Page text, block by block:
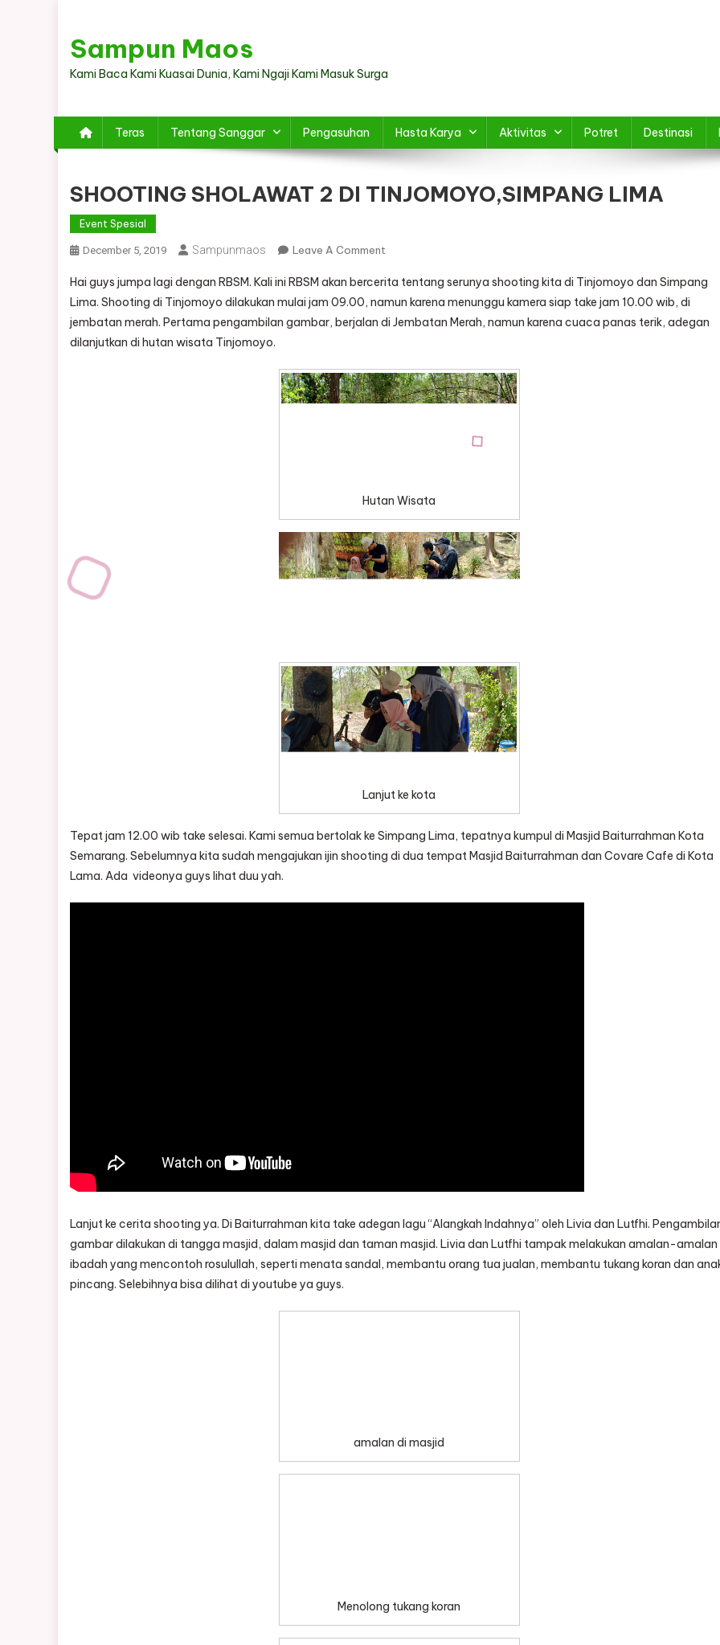
content
Sampun Maos
Kami Baca Kami Kuasai Dunia, Kami Ngaji Kami Masuk Surga
Teras Tentang Sanggar Pengasuhan Hasta Karya Aktivitas Potret Destinasi
SHOOTING SHOLAWAT 2 DI TINJOMOYO,SIMPANG LIMA
Event Spesial
December 5, 2019 Sampunmaos Leave A Comment
SHOLAWAT
2
DI
Hai guys jumpa lagi dengan RBSM. Kali ini RBSM akan bercerita tentang serunya shooting kita di Tinjomoyo dan Simpang
Lima. Shooting di Tinjomoyo dilakukan mulai jam 09.00, namun karena menunggu kamera siap take jam 10.00 wib, di
jembatan merah. Pertama pengambilan gambar, berjalan di Jembatan Merah, namun karena cuaca panas terik, adegan
dilanjutkan di hutan wisata Tinjomoyo.
Hutan Wisata
Lanjut ke kota
Tepat jam 12.00 wib take selesai. Kami semua bertolak ke Simpang Lima, tepatnya kumpul di Masjid Baiturrahman Kota
Semarang. Sebelumnya kita sudah mengajukan ijin shooting di dua tempat Masjid Baiturrahman dan Covare Cafe di Kota
Lama. Ada videonya guys lihat duu yah.
Lanjut ke cerita shooting ya. Di Baiturrahman kita take adegan lagu “Alangkah Indahnya” oleh Livia dan Lutfhi.
gambar dilakukan di tangga masjid, dalam masjid dan taman masjid. Livia dan Lutfhi tampak melakukan amalan-amalan
ibadah yang mencontoh rosulullah, seperti menata sandal, membantu orang tua jualan, membantu tukang koran dan
pincang. Selebihnya bisa dilihat di youtube ya guys.
amalan di masjid
Menolong tukang koran